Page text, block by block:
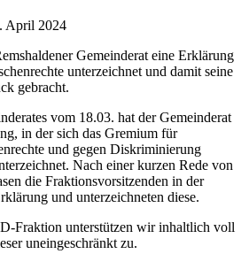
April 2024
Gemeinderat eine Erklärung
unterzeichnet und damit seine
gebracht.
vom 18.03. hat der Gemeinderat
in der sich das Gremium für
und gegen Diskriminierung
Nach einer kurzen Rede von
die Fraktionsvorsitzenden in der
und unterzeichneten diese.
Fraktion unterstützen wir inhaltlich voll
uneingeschränkt zu.